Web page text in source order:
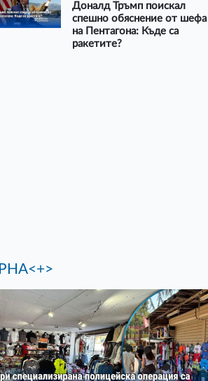
Доналд Тръмп поискал
спешно обяснение от шефа
на Пентагона: Къде са
ракетите?